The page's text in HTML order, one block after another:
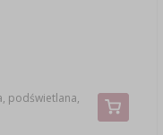
podświetlana,